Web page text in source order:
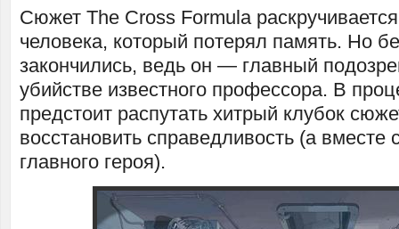
Сюжет The Cross Formula
человека, который потерял память. Но
закончились, ведь он — главный
убийстве известного профессора. В
предстоит распутать хитрый клубок
восстановить справедливость (а вместе
главного героя).